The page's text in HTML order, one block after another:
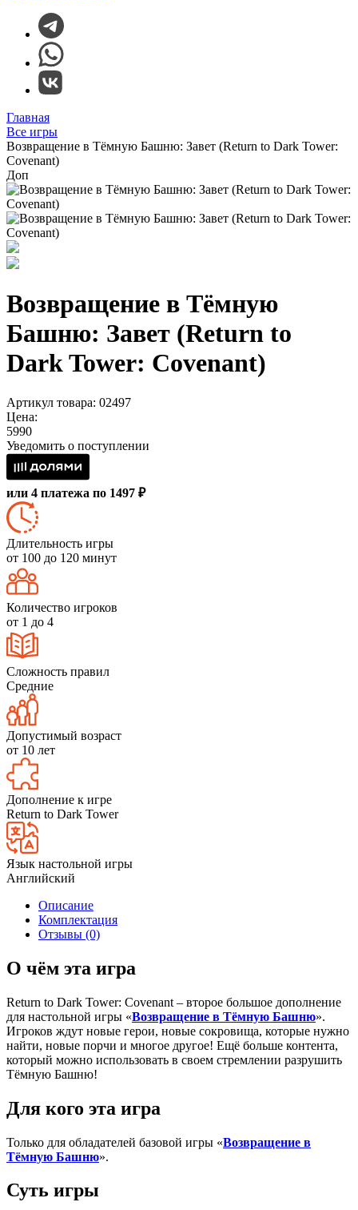
Главная
Все игры
Возвращение в Тёмную Башню: Завет (Return to Dark Tower:
Covenant)
Доп
Возвращение в Тёмную
Башню: Завет (Return to
Dark Tower: Covenant)
Артикул товара: 02497
Цена:
5990
Уведомить о поступлении
или 4 платежа по 1497 ₽
Длительность игры
от 100 до 120 минут
Количество игроков
от 1 до 4
Сложность правил
Средние
Допустимый возраст
от 10 лет
Дополнение к игре
Return to Dark Tower
Язык настольной игры
Английский
Описание
Комплектация
Отзывы (0)
О чём эта игра
Return to Dark Tower: Covenant – второе большое дополнение
для настольной игры «Возвращение в Тёмную Башню».
Игроков ждут новые герои, новые сокровища, которые нужно
найти, новые порчи и многое другое! Ещё больше контента,
который можно использовать в своем стремлении разрушить
Тёмную Башню!
Для кого эта игра
Только для обладателей базовой игры «Возвращение в
Тёмную Башню».
Суть игры